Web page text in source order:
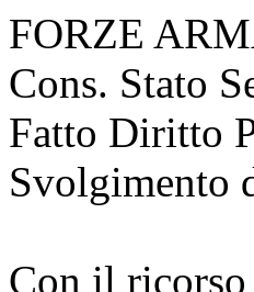
FORZE
Cons. Stato
Fatto Diritto
Svolgimento
Con il